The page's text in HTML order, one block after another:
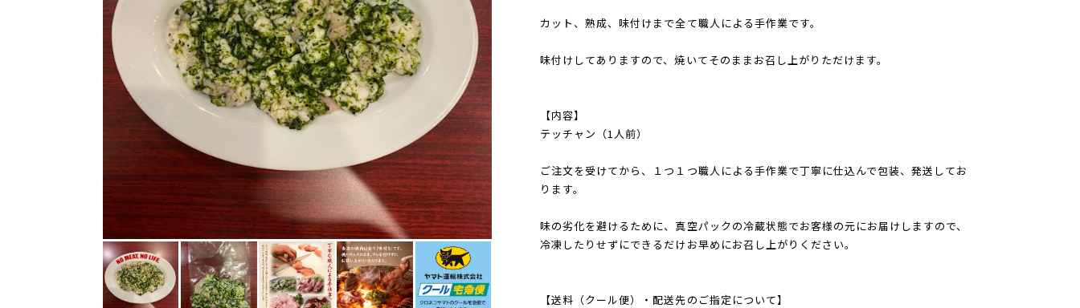
カット、熟成、味付けまで全て職人による手作業です。
味付けしてありますので、焼いてそのままお召し上がりただけます。
【内容】
テッチャン（1人前）
ご注文を受けてから、１つ１つ職人による手作業で丁寧に仕込んで包装、発送してお
ります。
味の劣化を避けるために、真空パックの冷蔵状態でお客様の元にお届けしますので、
冷凍したりせずにできるだけお早めにお召し上がりください。
【送料（クール便）・配送先のご指定について】